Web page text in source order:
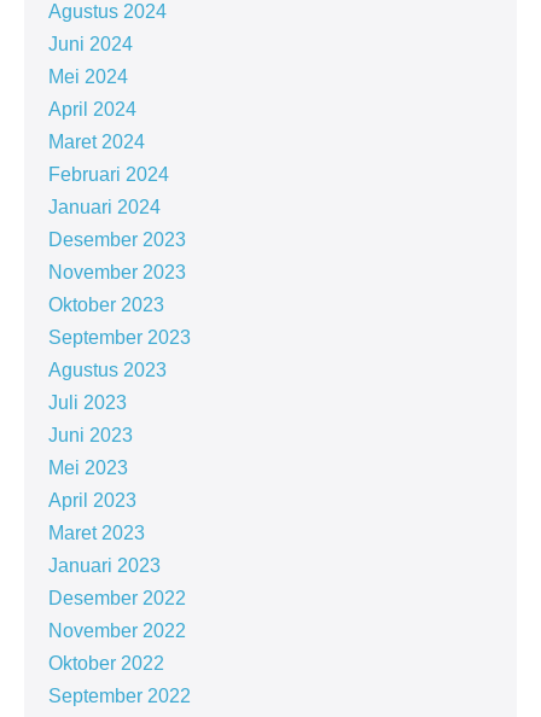
Agustus 2024
Juni 2024
Mei 2024
April 2024
Maret 2024
Februari 2024
Januari 2024
Desember 2023
November 2023
Oktober 2023
September 2023
Agustus 2023
Juli 2023
Juni 2023
Mei 2023
April 2023
Maret 2023
Januari 2023
Desember 2022
November 2022
Oktober 2022
September 2022